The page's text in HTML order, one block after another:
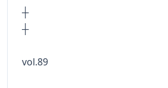
┼
vol.89